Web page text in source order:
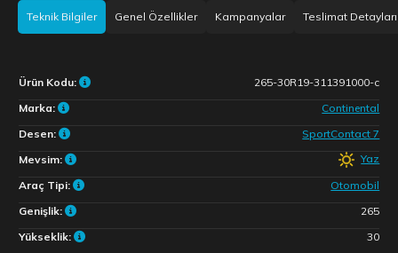
Teknik Bilgiler Genel Özellikler Kampanyalar Teslimat Detayları
Ürün Kodu:
265-30R19-311391000-c
Marka:
Continental
Desen:
SportContact 7
Mevsim:
Yaz
Araç Tipi:
Otomobil
Genişlik:
265
Yükseklik:
30